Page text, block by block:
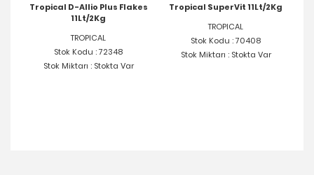
Tropical D-Allio Plus Flakes
11Lt/2Kg
TROPICAL
Stok Kodu : 72348
Stok Miktarı : Stokta Var
Tropical SuperVit 11Lt/2Kg
TROPICAL
Stok Kodu : 70408
Stok Miktarı : Stokta Var